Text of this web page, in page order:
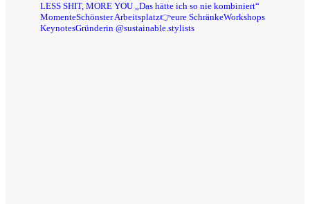
LESS SHIT, MORE YOU „Das hätte ich so nie kombiniert“
MomenteSchönster Arbeitsplatz👉eure SchränkeWorkshops
KeynotesGründerin @sustainable.stylists